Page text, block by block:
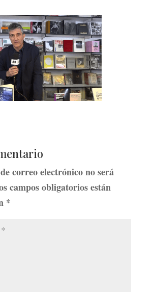
correo electrónico no será
campos obligatorios están
*